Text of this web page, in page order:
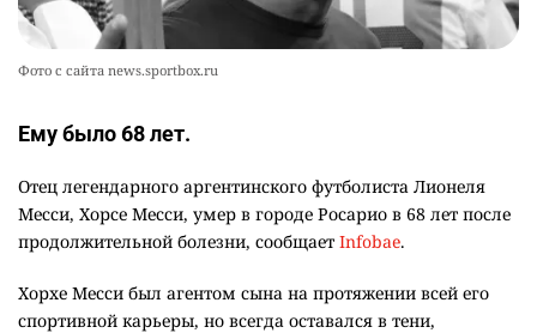
Фото с сайта news.sportbox.ru
Ему было 68 лет.
Отец легендарного аргентинского футболиста Лионеля
Месси, Хорсе Месси, умер в городе Росарио в 68 лет после
продолжительной болезни, сообщает Infobae.
Хорхе Месси был агентом сына на протяжении всей его
спортивной карьеры, но всегда оставался в тени,